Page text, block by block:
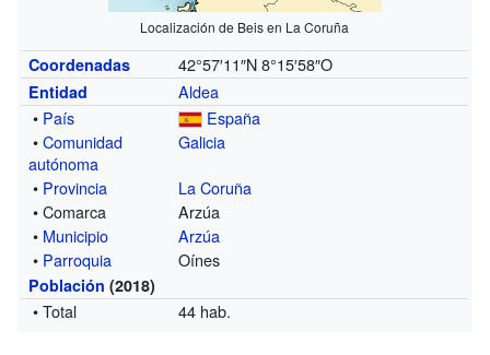
Localización de Beis en La Coruña
Coordenadas 42°57′11″N 8°15′58″O
Entidad
Aldea
• País
España
•Comunidad
autónoma
Galicia
• Provincia
La Coruña
• Comarca
Arzúa
• Municipio
Arzúa
• Parroquia Oínes
Población (2018)
• Total 44 hab.